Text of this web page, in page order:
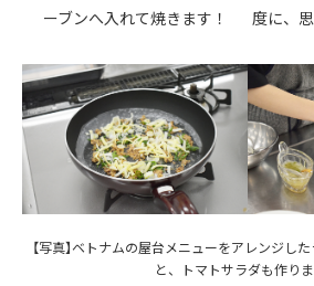
ーブンへ入れて焼きます！
度に、
【写真】ベトナムの屋台メニューをアレンジし
と、トマトサラダも作り